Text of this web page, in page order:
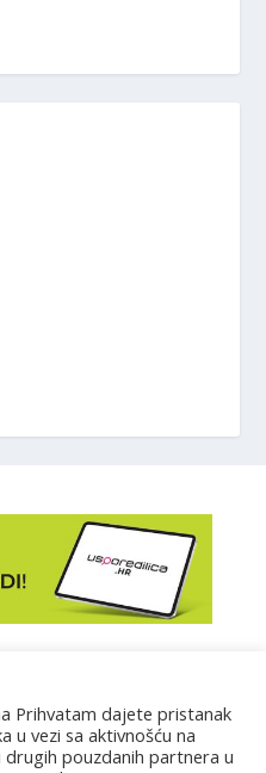
Prihvatam dajete pristanak
u vezi sa aktivnošću na
pouzdanih partnera u